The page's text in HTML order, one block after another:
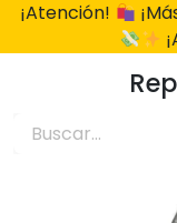
¡Atención!